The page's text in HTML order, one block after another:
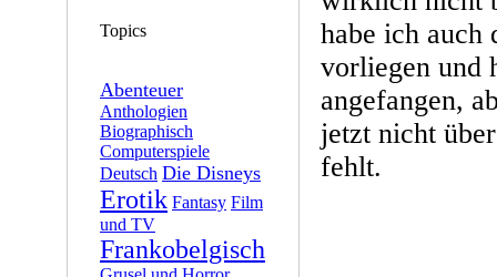
Topics
Abenteuer
Anthologien
Biographisch
Computerspiele
Deutsch Die Disneys
Erotik Fantasy Film
und TV
Frankobelgisch
habe ich auch
vorliegen und
angefangen,
jetzt nicht
fehlt.